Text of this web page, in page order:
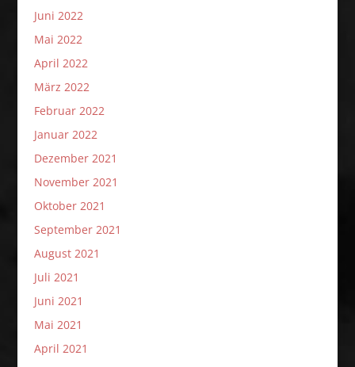
Juni 2022
Mai 2022
April 2022
März 2022
Februar 2022
Januar 2022
Dezember 2021
November 2021
Oktober 2021
September 2021
August 2021
Juli 2021
Juni 2021
Mai 2021
April 2021